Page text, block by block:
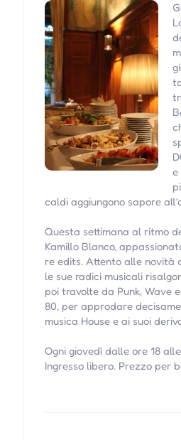
e
caldi aggiungono sapore
Questa settimana al ritmo
Kamillo Blanco,
re edits. Attento alle novità
le sue radici musicali
poi travolte da Punk, Wave
80, per approdare
musica House e ai suoi
Ogni giovedì dalle ore 18
Ingresso libero. Prezzo per